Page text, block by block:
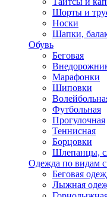
Шорты и
Носки
Шапки,
Обувь
Беговая
Марафонки
Шиповки
Футбольная
Прогулочная
Теннисная
Борцовки
Шлепанцы,
Одежда по видам
Беговая
Лыжная